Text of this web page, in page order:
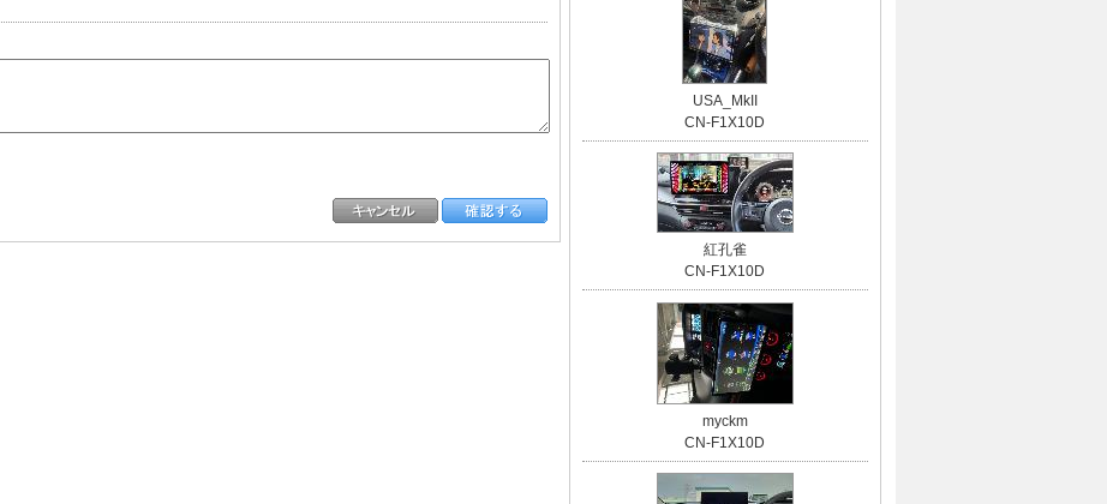
USA_MkII
CN-F1X10D
紅孔雀
CN-F1X10D
myckm
CN-F1X10D